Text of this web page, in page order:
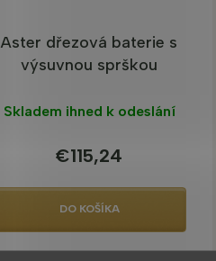
Aster dřezová baterie s
výsuvnou sprškou
Skladem ihned k odeslání
€115,24
DO KOŠÍKA